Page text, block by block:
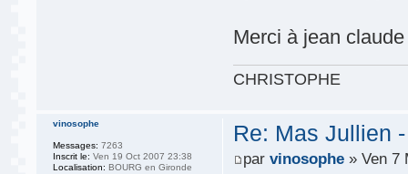
Merci à jean
CHRISTOPHE
Re: Mas Jullien
parvinosophe » Ven 7
vinosophe
Messages: 7263
Inscrit le: Ven 19 Oct 2007 23:38
Localisation: BOURG en Gironde